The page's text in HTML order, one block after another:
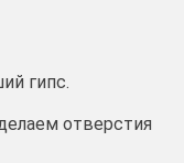
гипс.
отверстия